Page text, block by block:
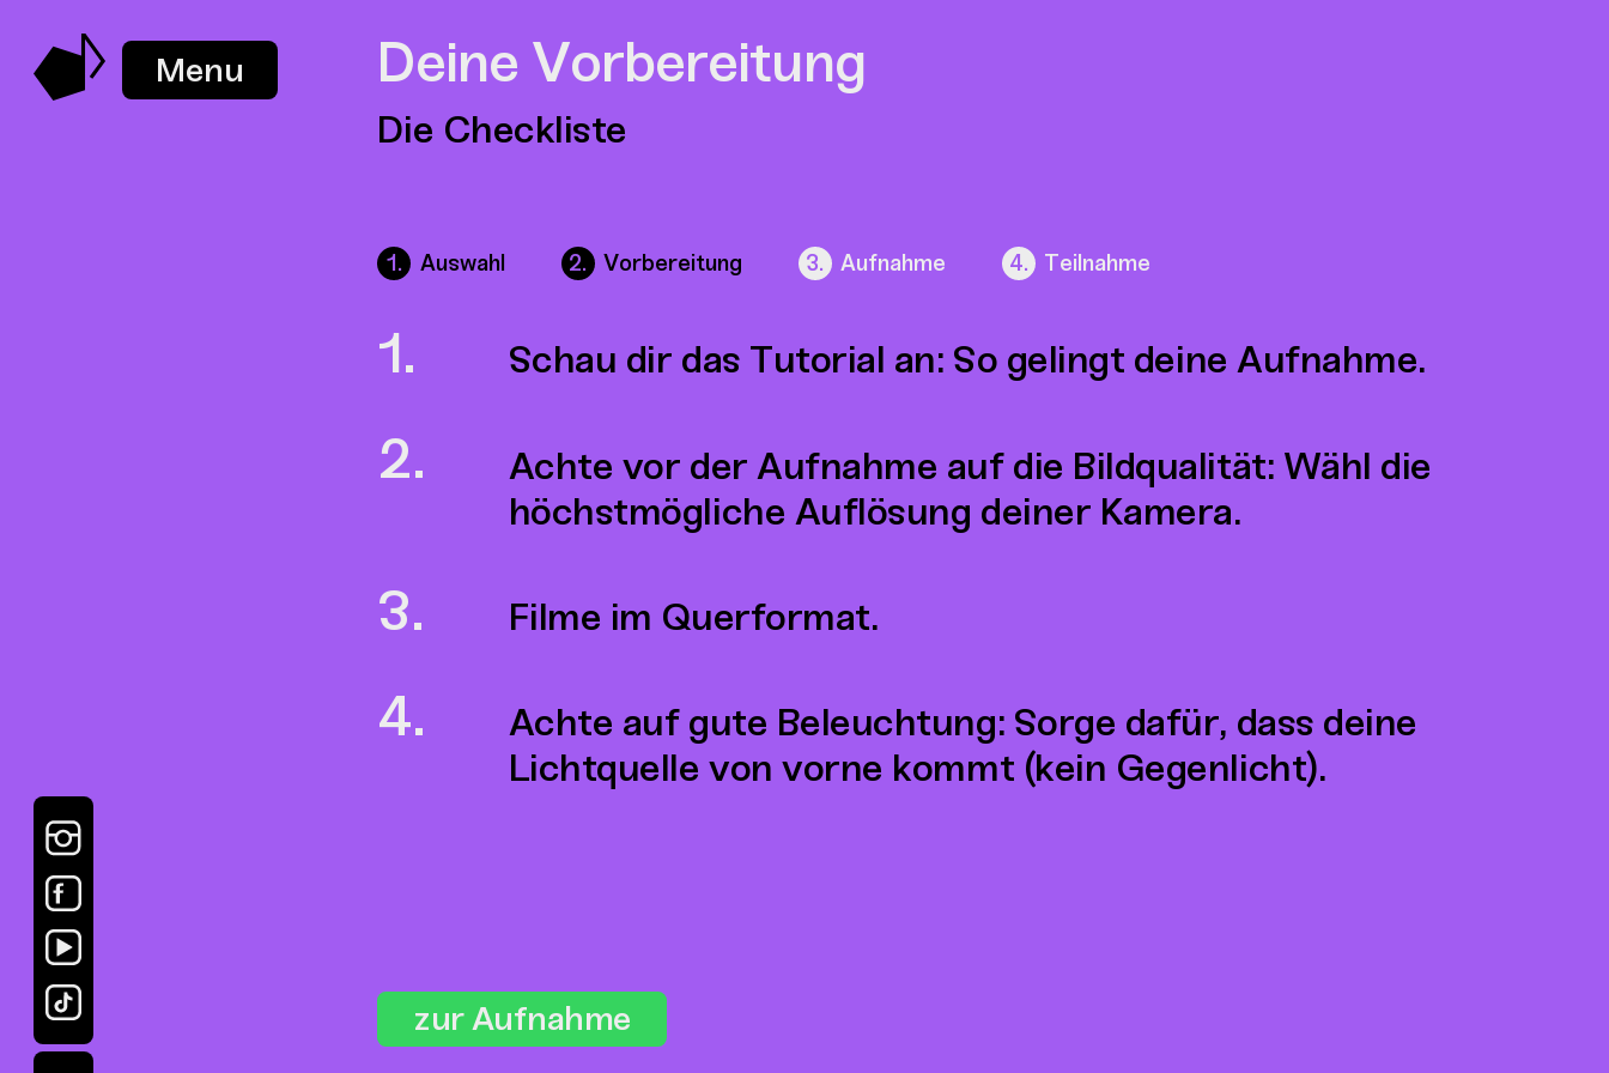
Menu Deine Vorbereitung
Die Checkliste
Auswahl Vorbereitung Aufnahme Teilnahme
Schau dir das Tutorial an: So gelingt deine Aufnahme.
Achte vor der Aufnahme auf die Bildqualität: Wähl die
höchstmögliche Auflösung deiner Kamera.
Filme im Querformat.
Achte auf gute Beleuchtung: Sorge dafür, dass deine
Lichtquelle von vorne kommt (kein Gegenlicht).
zur Aufnahme